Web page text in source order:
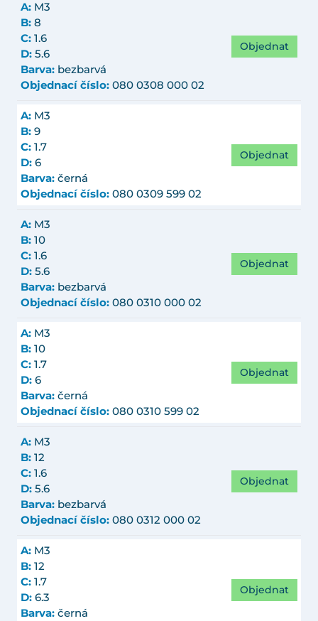
A: M3
B: 8
C: 1.6
D: 5.6
Barva: bezbarvá
Objednací číslo: 080 0308 000 02
Objednat
A: M3
B: 9
C: 1.7
D: 6
Barva: černá
Objednací číslo: 080 0309 599 02
Objednat
A: M3
B: 10
C: 1.6
D: 5.6
Barva: bezbarvá
Objednací číslo: 080 0310 000 02
Objednat
A: M3
B: 10
C: 1.7
D: 6
Barva: černá
Objednací číslo: 080 0310 599 02
Objednat
A: M3
B: 12
C: 1.6
D: 5.6
Barva: bezbarvá
Objednací číslo: 080 0312 000 02
Objednat
A: M3
B: 12
C: 1.7
D: 6.3
Barva: černá
Objednat